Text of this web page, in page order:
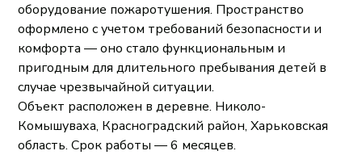
оборудование пожаротушения. Пространство
оформлено с учетом требований безопасности и
комфорта — оно стало функциональным и
пригодным для длительного пребывания детей в
случае чрезвычайной ситуации.
Объект расположен в деревне. Николо-
Комышуваха, Красноградский район, Харьковская
область. Срок работы — 6 месяцев.